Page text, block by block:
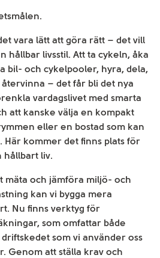
vara lätt att göra rätt – det vill
hållbar livsstil. Att ta cykeln, åka
bil- och cykelpooler, hyra, dela,
– det får bli det nya
vardagslivet med smarta
att kanske välja en kompakt
eller en bostad som kan
kommer det finns plats för
hållbart liv.
mäta och jämföra miljö- och
kan vi bygga mera
Nu finns verktyg för
som omfattar både
som vi använder oss
Genom att ställa krav och